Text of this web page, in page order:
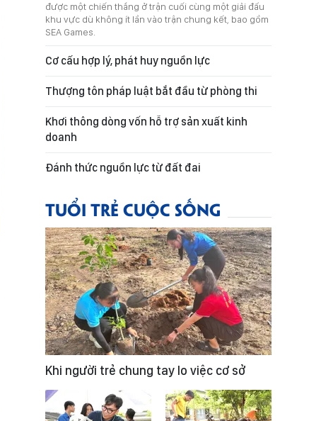
được một chiến thắng ở trận cuối cùng một giải đấu
khu vực dù không ít lần vào trận chung kết, bao gồm
SEA Games.
Cơ cấu hợp lý, phát huy nguồn lực
Thượng tôn pháp luật bắt đầu từ phòng thi
Khơi thông dòng vốn hỗ trợ sản xuất kinh
doanh
Đánh thức nguồn lực từ đất đai
TUỔI TRẺ CUỘC SỐNG
Khi người trẻ chung tay lo việc cơ sở